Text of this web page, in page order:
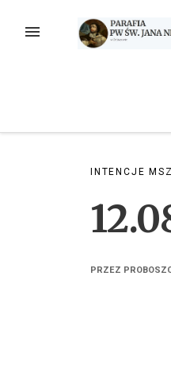
MENU
INTENCJE
PRZEZ